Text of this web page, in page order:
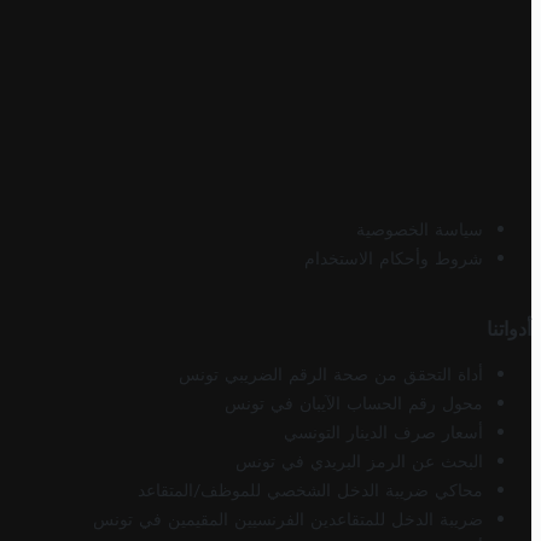
سياسة الخصوصية
شروط وأحكام الاستخدام
أدواتنا
أداة التحقق من صحة الرقم الضريبي تونس
محول رقم الحساب الآيبان في تونس
أسعار صرف الدينار التونسي
البحث عن الرمز البريدي في تونس
محاكي ضريبة الدخل الشخصي للموظف/المتقاعد
ضريبة الدخل للمتقاعدين الفرنسيين المقيمين في تونس